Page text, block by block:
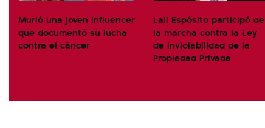
Murió una joven influencer
que documentó su lucha
contra el cáncer
Lali Espósito participó de
la marcha contra la Ley
de Inviolabilidad de la
Propiedad Privada